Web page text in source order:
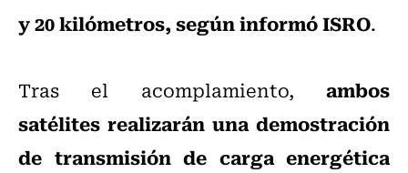
y 20 kilómetros, según informó ISRO.
Tras el acomplamiento, ambos
satélites realizarán una demostración
de transmisión de carga energética